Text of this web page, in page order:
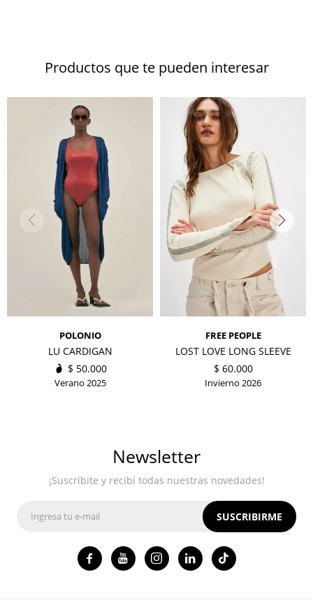
Productos que te pueden interesar
POLONIO
LU CARDIGAN
$ 50.000
Verano 2025
FREE PEOPLE
LOST LOVE LONG SLEEVE
$ 60.000
Invierno 2026
Newsletter
¡Suscribite y recibí todas nuestras novedades!
SUSCRIBIRME
   